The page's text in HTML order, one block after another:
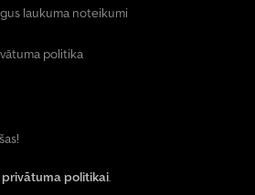
laukuma noteikumi
politika
privātuma politikai.